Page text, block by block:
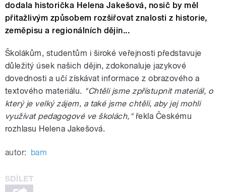
dodala historička Helena Jakešová, nosič by měl
přitažlivým způsobem rozšiřovat znalosti z historie,
zeměpisu a regionálních dějin...
Školákům, studentům i široké veřejnosti představuje
důležitý úsek našich dějin, zdokonaluje jazykové
dovednosti a učí získávat informace z obrazového a
textového materiálu. "Chtěli jsme zpřístupnit materiál, o
který je velký zájem, a také jsme chtěli, aby jej mohli
využívat pedagogové ve školách,"řekla Českému
rozhlasu Helena Jakešová.
autor: bam